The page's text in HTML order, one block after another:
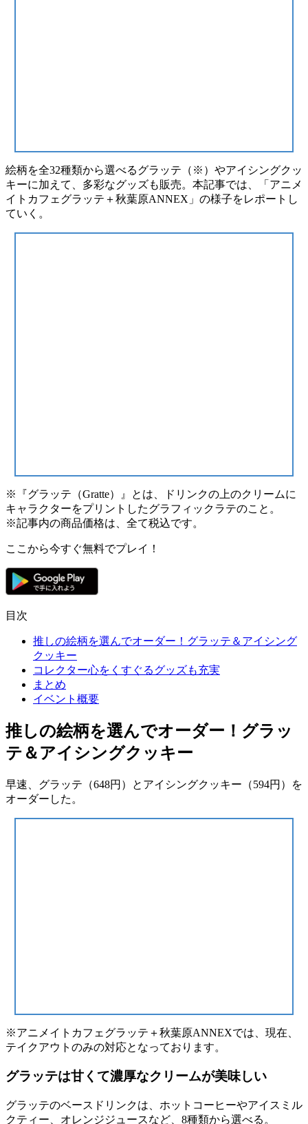
絵柄を全32種類から選べるグラッテ （※） やアイシングクッ
キーに加えて、 多彩なグッズも販売。本記事では、
「アニメ
イトカフェグラッテ＋秋葉原ANNEX」 の様子をレポートし
ていく。
※『グラッテ（Gratte）』とは、ドリンクの上のクリームに
キャラクターをプリントしたグラフィックラテのこと。
※記事内の商品価格は、全て税込です。
ここから今すぐ無料でプレイ！
目次
推しの絵柄を選んでオーダー！グラッテ＆アイシング
クッキー
コレクター心をくすぐるグッズも充実
まとめ
イベント概要
推しの絵柄を選んでオーダー！グラッ
テ＆アイシングクッキー
早速、 グラッテ（648円） と アイシングクッキー（594円）
を
オーダーした。
※アニメイトカフェグラッテ＋秋葉原ANNEXでは、現在、
テイクアウトのみの対応となっております。
グラッテは甘くて濃厚なクリームが美味しい
グラッテのベースドリンクは、ホットコーヒーやアイスミル
クティー、オレンジジュースなど、 8種類から選べる 。